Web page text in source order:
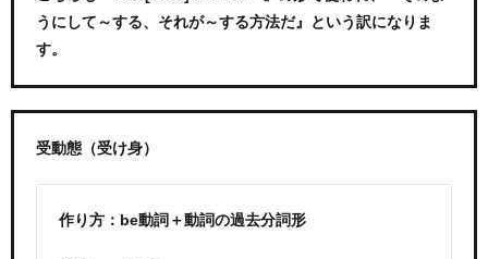
うにして～する、それが～する方法だ』という訳になりま
す。
受動態（受け身）
作り方：be動詞＋動詞の過去分詞形